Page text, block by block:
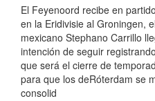
El Feyenoord recibe en
en la Eridivisie al Groningen,
mexicano Stephano Carrillo
intención de seguir
que será el cierre de
para que los deRóterdam se
consolid